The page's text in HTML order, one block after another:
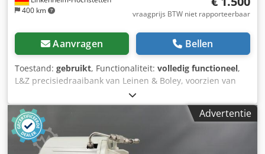
400 km
vraagprijs BTW niet rapporteerbaar
Aanvragen Bellen
Toestand: gebruikt, Functionaliteit: volledig functioneel,
L&Z precisiedraaibank van Leinen & Boley, voorzien van
verlichting, snelwisselhoudersysteem Multifix, losse
center, koelvloeistofpomp, draaibeuk van 125 mm (165 mm
is ook mogelijk), draailengte van 500 mm, diverse
bijbehorende onderdelen, inclusief een 50 liter
compressor. Prijs: € 1500,00. Dcsdozpd T Depfx Ahbok
Advertentie